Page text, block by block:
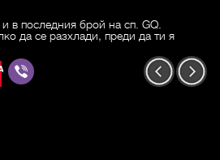
в последния брой на сп. GQ.
да се разхлади, преди да ти я